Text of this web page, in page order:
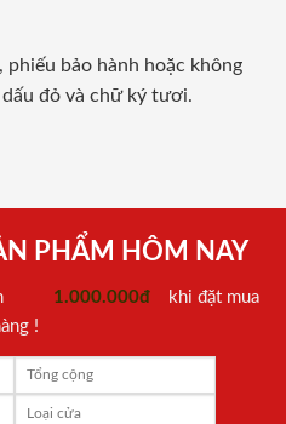
bảo hành hoặc không
đỏ và chữ ký tươi.
PHẨM HÔM NAY
1.000.000đ
khi đặt mua
!